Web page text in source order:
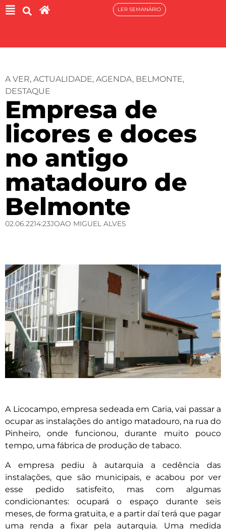
LER SEMANÁRIO
A VER, ACTUALIDADE, AGENDA, BELMONTE,
DESTAQUE
Empresa de
licores e doces
no antigo
matadouro de
Belmonte
02.06.2214:23JOAO MIGUEL ALVES
A Licocampo, empresa sedeada em Caria, vai passar a
ocupar as instalações do antigo matadouro, na rua do
Pinheiro, onde funcionou, durante muito pouco
tempo, uma fábrica de produção de tabaco.
A empresa pediu à autarquia a cedência das
instalações, que são municipais, e acabou por ver
esse pedido satisfeito, mas com algumas
condicionantes: ocupará o espaço durante seis
meses, de forma gratuita, e a partir daí terá que pagar
uma renda a fixar pela autarquia. Uma medida